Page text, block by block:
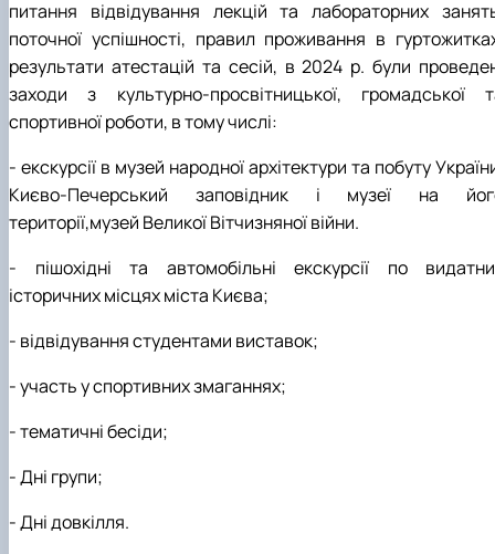
питання відвідування лекцій та лабораторних
поточної успішності, правил проживання в
результати атестацій та сесій, в 2024 р. були
заходи з культурно-просвітницької, громадської
спортивної роботи, в тому числі:
- екскурсії в музей народної архітектури та побуту
Києво-Печерський заповідник і музеї на
території,музей Великої Вітчизняної війни.
- пішохідні та автомобільні екскурсії по
історичних місцях міста Києва;
- відвідування студентами виставок;
- участь у спортивних змаганнях;
- тематичні бесіди;
- Дні групи;
- Дні довкілля.